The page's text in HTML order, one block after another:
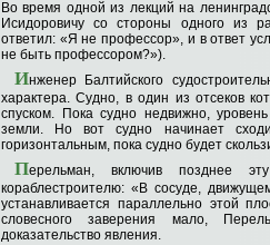
Во время одной из лекций на
Исидоровичу со стороны одного из
ответил: «Я не профессор», и в ответ
не быть профессором?»).
Инженер Балтийского
характера. Судно, в один из отсеков
спуском. Пока судно недвижно,
земли. Но вот судно начинает
горизонтальным, пока судно будет
Перельман, включив позднее
кораблестроителю: «В сосуде,
устанавливается параллельно этой
словесного заверения мало,
доказательство явления.